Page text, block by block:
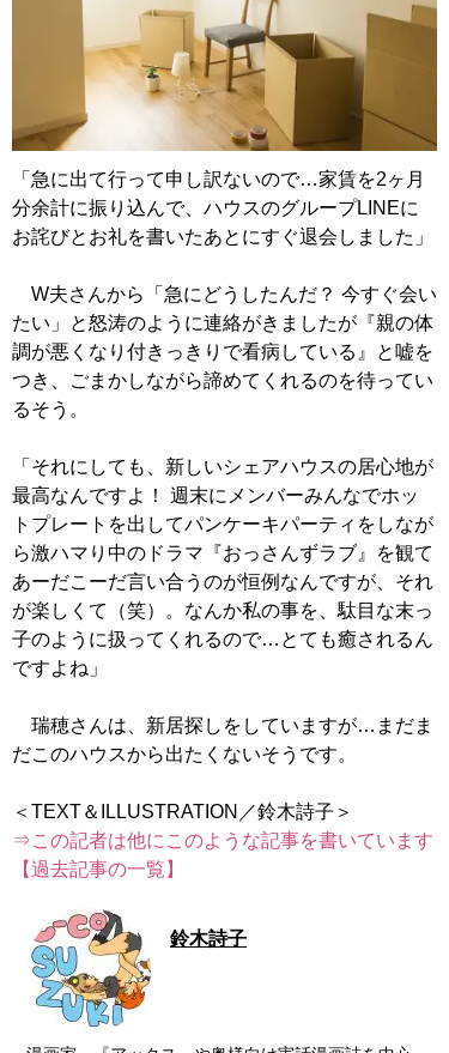
「急に出て行って申し訳ないので…家賃を2ヶ月
分余計に振り込んで、ハウスのグループLINEに
お詫びとお礼を書いたあとにすぐ退会しました」
W夫さんから「急にどうしたんだ？ 今すぐ会い
たい」と怒涛のように連絡がきましたが『親の体
調が悪くなり付きっきりで看病している』と嘘を
つき、ごまかしながら諦めてくれるのを待ってい
るそう。
「それにしても、新しいシェアハウスの居心地が
最高なんですよ！ 週末にメンバーみんなでホッ
トプレートを出してパンケーキパーティをしなが
ら激ハマり中のドラマ『おっさんずラブ』を観て
あーだこーだ言い合うのが恒例なんですが、それ
が楽しくて（笑）。なんか私の事を、駄目な末っ
子のように扱ってくれるので…とても癒されるん
ですよね」
瑞穂さんは、新居探しをしていますが…まだま
だこのハウスから出たくないそうです。
⇒この記者は他にこのような記事を書いています
【過去記事の一覧】
鈴木詩子